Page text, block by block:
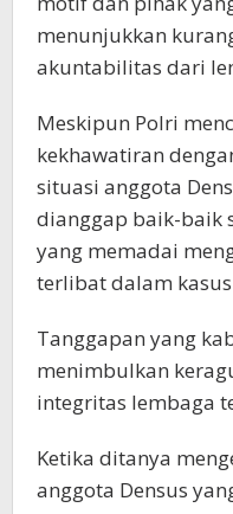
menunjukkan
akuntabilitas dari
Meskipun Polri
kekhawatiran
situasi anggota
dianggap baik-baik
yang memadai
terlibat dalam
Tanggapan yang
menimbulkan
integritas lembaga
Ketika ditanya
anggota Densus